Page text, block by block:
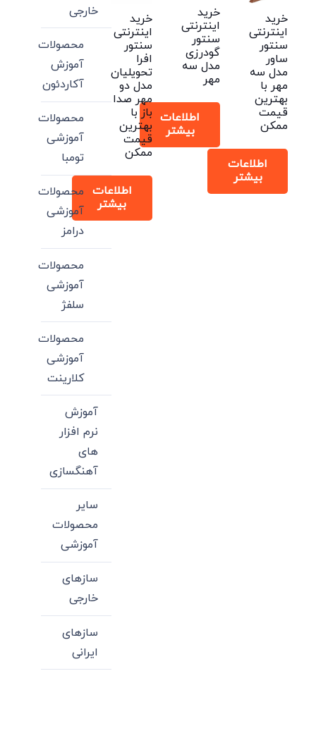
خرید
اینترنتی
سنتور
ساور
مدل سه
مهر با
بهترین
قیمت
ممکن
اطلاعات
بیشتر
خرید
اینترنتی
سنتور
گودرزی
مدل سه
مهر
اطلاعات
بیشتر
خرید
اینترنتی
سنتور
افرا
تحویلیان
مدل دو
مهر صدا
باز با
بهترین
قیمت
ممکن
اطلاعات
بیشتر
خارجی
محصولات
آموزش
آکاردئون
محصولات
آموزشی
تومبا
محصولات
آموزشی
درامز
محصولات
آموزشی
سلفژ
محصولات
آموزشی
کلارینت
آموزش
نرم افزار
های
آهنگسازی
سایر
محصولات
آموزشی
سازهای
خارجی
سازهای
ایرانی